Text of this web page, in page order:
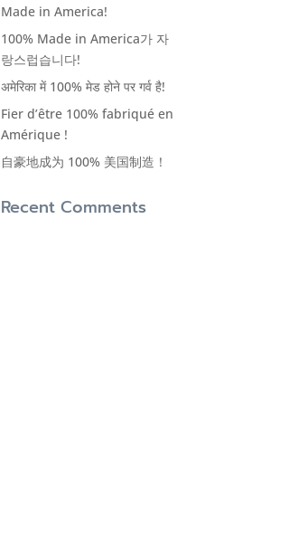
Made in America!
100% Made in America가 자
랑스럽습니다!
अमेरिका में 100% मेड होने पर गर्व है!
Fier d’être 100% fabriqué en
Amérique !
自豪地成为 100% 美国制造！
Recent Comments